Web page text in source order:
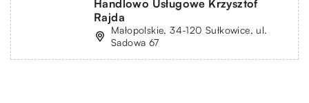
Handlowo Usługowe Krzysztof
Rajda
Małopolskie, 34-120 Sułkowice, ul.
Sadowa 67